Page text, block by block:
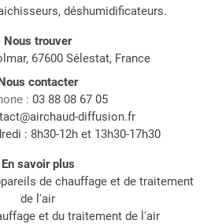
déshumidificateurs.
Nous trouver
67600 Sélestat, France
contacter
: 03 88 08 67 05
diffusion.fr
: 8h30-12h et 13h30-17h30
En savoir plus
de chauffage et de traitement
de l'air
et du traitement de l'air